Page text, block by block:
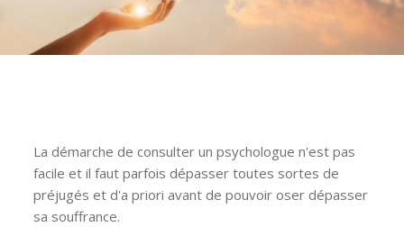
La démarche de consulter un psychologue n'est pas
facile et il faut parfois dépasser toutes sortes de
préjugés et d'a priori avant de pouvoir oser dépasser
sa souffrance.